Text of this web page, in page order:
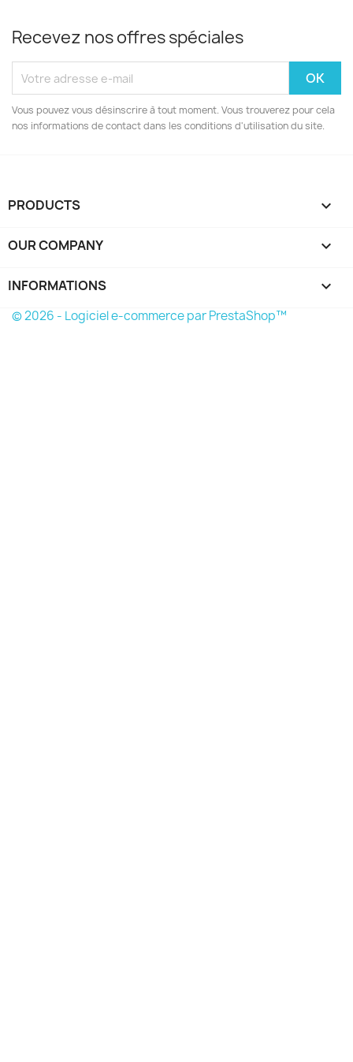
Recevez nos offres spéciales
Vous pouvez vous désinscrire à tout moment. Vous trouverez pour cela
nos informations de contact dans les conditions d'utilisation du site.
PRODUCTS 
OUR COMPANY 
INFORMATIONS keyboard_arrow_down
© 2026 - Logiciel e-commerce par PrestaShop™